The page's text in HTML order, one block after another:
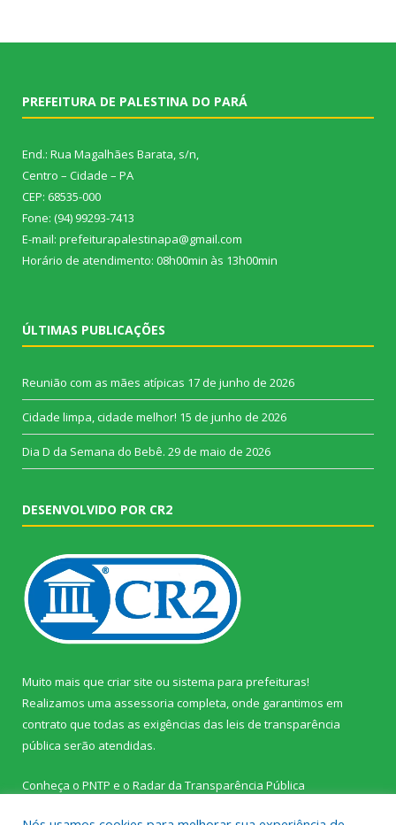
PREFEITURA DE PALESTINA DO PARÁ
End.: Rua Magalhães Barata, s/n,
Centro – Cidade – PA
CEP: 68535-000
Fone: (94) 99293-7413
E-mail: prefeiturapalestinapa@gmail.com
Horário de atendimento: 08h00min às 13h00min
ÚLTIMAS PUBLICAÇÕES
Reunião com as mães atípicas 17 de junho de 2026
Cidade limpa, cidade melhor! 15 de junho de 2026
Dia D da Semana do Bebê. 29 de maio de 2026
DESENVOLVIDO POR CR2
Muito mais que criar site ou sistema para prefeituras!
Realizamos uma assessoria completa, onde garantimos em
contrato que todas as exigências das leis de transparência
pública serão atendidas.
Conheça o PNTP e o Radar da Transparência Pública